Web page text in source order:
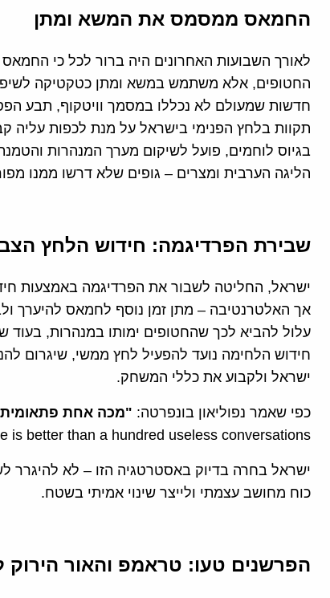
החמאס ממסמס את המשא ומתן
לאורך השבועות האחרונים היה ברור לכל כי
החטופים, אלא משתמש במשא ומתן כטקטיקה לשיפור
חדשות שמעולם לא נכללו במסמך וויטקוף, תבע
תקוות בלחץ הפנימי בישראל על מנת לכפות
בגיוס לוחמים, פועל לשיקום מערך המנהרות
הליגה הערבית ומצרים – גופים שלא דרשו ממנו
שבירת הפרדיגמה: חידוש הלחץ
ישראל, החליטה לשבור את הפרדיגמה באמצעות
אך האלטרנטיבה – מתן זמן נוסף לחמאס להיערך
עלול להביא לכך שהחטופים ימותו במנהרות, בעוד
חידוש הלחימה נועד להפעיל לחץ ממשי, שיגרום
ישראל ולקבוע את כללי המשחק.
כפי שאמר נפוליאון בונפרטה: "מכה אחת פתאומית
is better than a hundred useless conversations").
ישראל בחרה בדיוק באסטרטגיה הזו – לא להיגרר
כוח מחושב עצמתי ולייצר שינוי אמיתי בשטח.
הפרשנים טעו: טראמפ והאור הירוק